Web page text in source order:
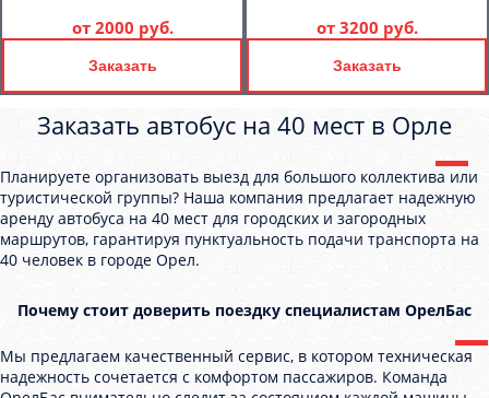
от 2000 руб.
Заказать
от 3200 руб.
Заказать
Заказать автобус на 40 мест в Орле
Планируете организовать выезд для большого коллектива или
туристической группы? Наша компания предлагает надежную
аренду автобуса на 40 мест для городских и загородных
маршрутов, гарантируя пунктуальность подачи транспорта на
40 человек в городе Орел.
Почему стоит доверить поездку специалистам ОрелБас
Мы предлагаем качественный сервис, в котором техническая
надежность сочетается с комфортом пассажиров. Команда